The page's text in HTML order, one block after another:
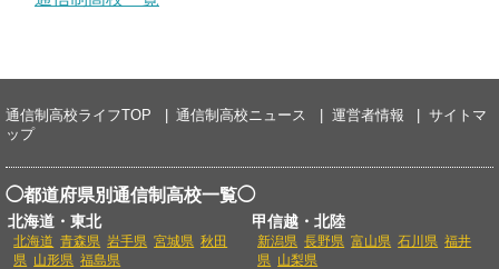
通信制高校ライフTOP 通信制高校ニュース 運営者情報
サイトマ
ップ
◯都道府県別通信制高校一覧◯
北海道・東北
北海道 青森県 岩手県 宮城県 秋田
県 山形県 福島県
甲信越・北陸
新潟県 長野県 富山県 石川県 福井
県 山梨県